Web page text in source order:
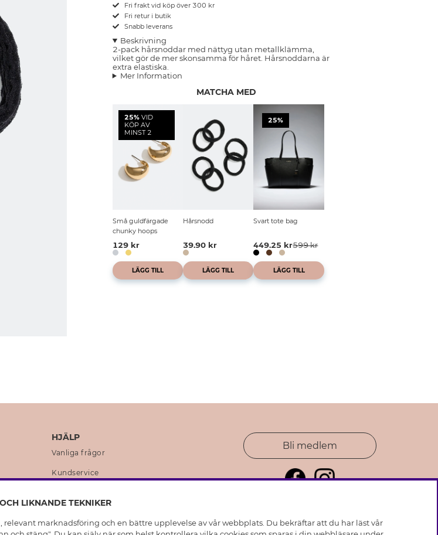
Fri frakt vid köp över 300 kr
Fri retur i butik
Snabb leverans
Beskrivning
2-pack hårsnoddar med nättyg utan metallklämma,
vilket gör de mer skonsamma för håret. Hårsnoddarna är
extra elastiska.
Mer Information
MATCHA MED
25%VID
KÖP AV
MINST 2
Små guldfärgade
chunky hoops
129 kr
LÄGG TILL
Hårsnodd
39.90 kr
LÄGG TILL
25%
Svart tote bag
449.25 kr599 kr
LÄGG TILL
HJÄLP
Vanliga frågor
Kundservice
Skötselråd skinnhandskar
Bli medlem
LIKNANDE TEKNIKER
marknadsföring och en bättre upplevelse av vår webbplats. Du bekräftar att du har läst vår